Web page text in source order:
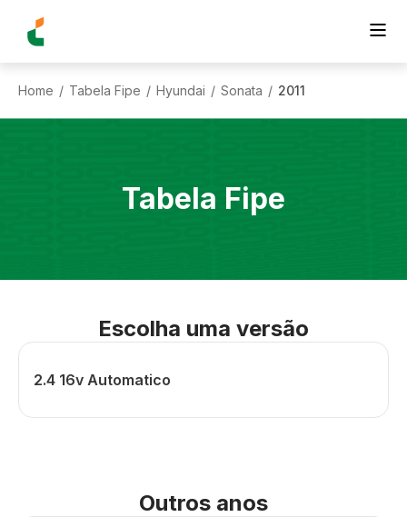
Home / Tabela Fipe / Hyundai / Sonata / 2011
Tabela Fipe
Escolha uma versão
2.4 16v Automatico
Outros anos